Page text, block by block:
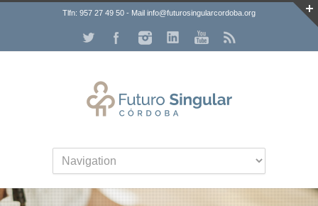
Tlfn: 957 27 49 50 - Mail info@futurosingularcordoba.org